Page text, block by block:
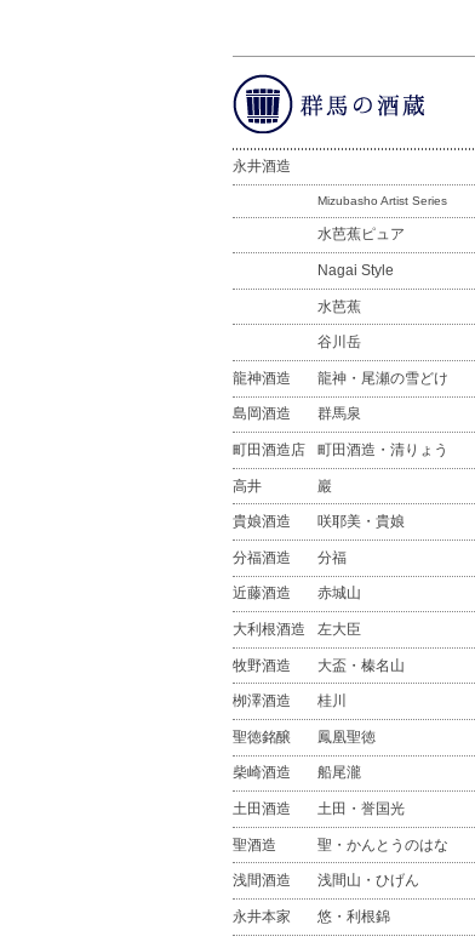
永井酒造
Mizubasho Artist Series
水芭蕉ピュア
Nagai Style
水芭蕉
谷川岳
龍神酒造 龍神・尾瀬の雪どけ
島岡酒造 群馬泉
町田酒造店 町田酒造・清りょう
高井 巖
貴娘酒造 咲耶美・貴娘
分福酒造 分福
近藤酒造 赤城山
大利根酒造 左大臣
牧野酒造 大盃・榛名山
栁澤酒造 桂川
聖徳銘醸 鳳凰聖徳
柴崎酒造 船尾瀧
土田酒造 土田・誉国光
聖酒造 聖・かんとうのはな
浅間酒造 浅間山・ひげん
永井本家 悠・利根錦